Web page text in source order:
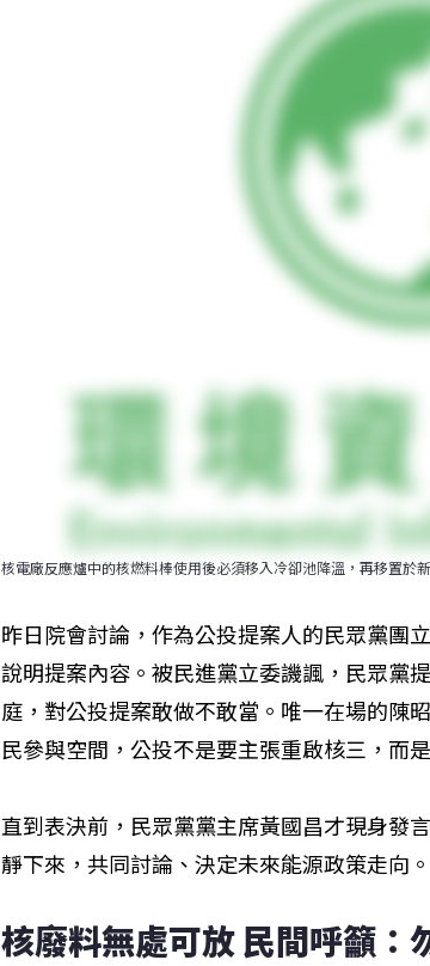
核電廠反應爐中的核燃料棒使用後必須移入冷卻池降溫，再移置於
昨日院會討論，作為公投提案人的民眾黨團
說明提案內容。被民進黨立委譏諷，民眾黨
庭，對公投提案敢做不敢當。唯一在場的陳
民參與空間，公投不是要主張重啟核三，而
直到表決前，民眾黨黨主席黃國昌才現身發
靜下來，共同討論、決定未來能源政策走向。
核廢料無處可放 民間呼籲：